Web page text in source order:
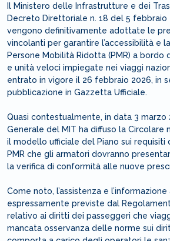
Il Ministero delle Infrastrutture e dei
Decreto Direttoriale n. 18 del 5 febbraio
vengono definitivamente adottate le
vincolanti per garantire l’accessibilità e
Persone Mobilità Ridotta (PMR) a bordo
e unità veloci impiegate nei viaggi
entrato in vigore il 26 febbraio 2026, in
pubblicazione in Gazzetta Ufficiale.
Quasi contestualmente, in data 3 marzo
Generale del MIT ha diffuso la Circolare
il modello ufficiale del Piano sui requisiti
PMR che gli armatori dovranno
la verifica di conformità alle nuove
Come noto, l’assistenza e l’informazione
espressamente previste dal
relativo ai diritti dei passeggeri che
mancata osservanza delle norme sui